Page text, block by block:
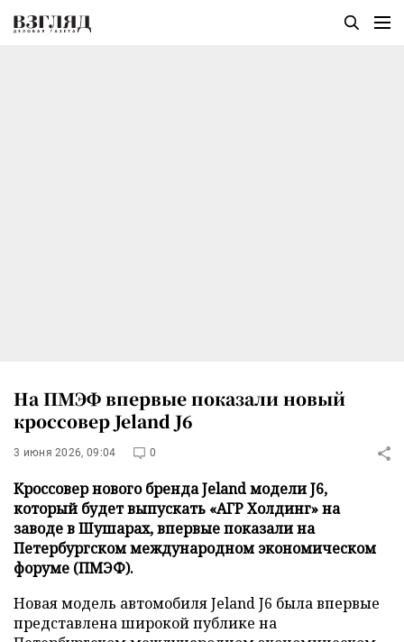
На ПМЭФ впервые показали новый
кроссовер Jeland J6
3 июня 2026, 09:04 0
Кроссовер нового бренда Jeland модели J6,
который будет выпускать «АГР Холдинг» на
заводе в Шушарах, впервые показали на
Петербургском международном экономическом
форуме (ПМЭФ).
Новая модель автомобиля Jeland J6 была впервые
представлена широкой публике на